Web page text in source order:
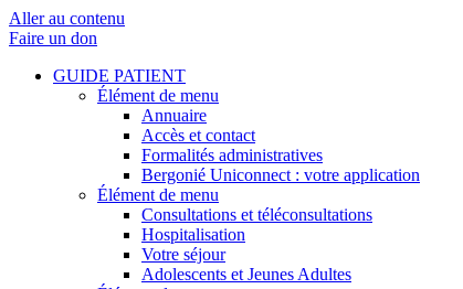
Aller au contenu
Faire un don
GUIDE PATIENT
Élément de menu
Annuaire
Accès et contact
Formalités administratives
Bergonié Uniconnect : votre application
Élément de menu
Consultations et téléconsultations
Hospitalisation
Votre séjour
Adolescents et Jeunes Adultes